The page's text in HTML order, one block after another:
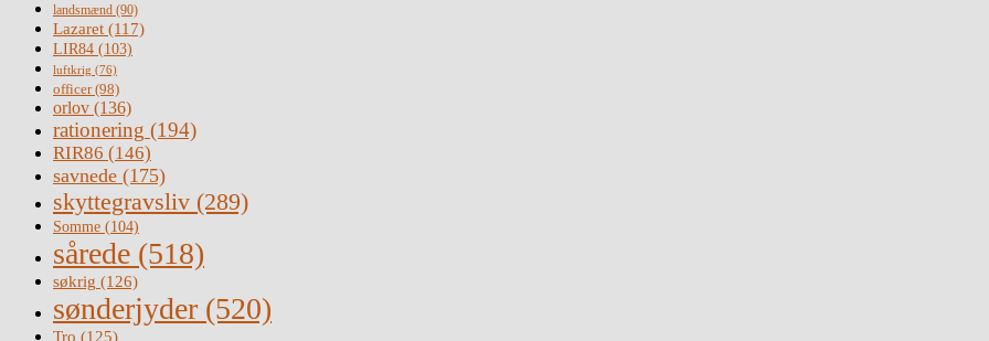
landsmænd (90)
Lazaret (117)
LIR84 (103)
luftkrig (76)
officer(98)
orlov (136)
rationering (194)
RIR86 (146)
savnede (175)
skyttegravsliv (289)
Somme (104)
sårede (518)
søkrig (126)
sønderjyder (520)
Tro (125)